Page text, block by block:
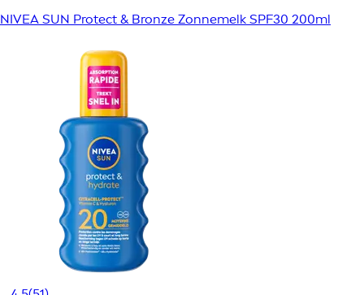
NIVEA SUN Protect & Bronze Zonnemelk SPF30 200ml